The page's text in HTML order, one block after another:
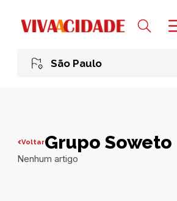
São Paulo
VoltarGrupo Soweto
Nenhum artigo